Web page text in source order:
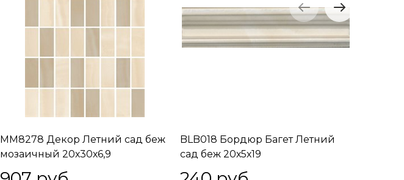
MM8278 Декор Летний сад беж
мозаичный 20х30х6,9
BLB018 Бордюр Багет Летний
сад беж 20х5х19